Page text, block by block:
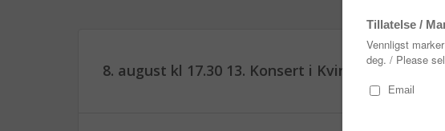
8. august kl 17.30 13. Konsert i Kvinnherad Kyrkje